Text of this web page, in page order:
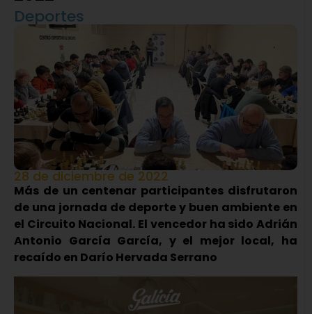
Deportes
28 de diciembre de 2022
Más de un centenar participantes disfrutaron
de una jornada de deporte y buen ambiente en
el Circuito Nacional. El vencedor ha sido Adrián
Antonio García García, y el mejor local, ha
recaído en Darío Hervada Serrano